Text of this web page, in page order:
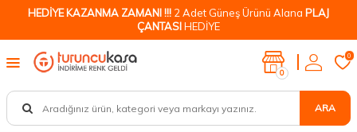
HEDİYE KAZANMA ZAMANI !!! 2 Adet Güneş Ürünü Alana PLAJ
ÇANTASIHEDİYE
ARA
0
0